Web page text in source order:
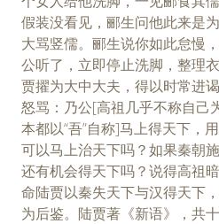
假装没看见，郦生问他此来是
大骂竖儒。郦生说你如此怠慢
公听了，立即停止洗脚，整理
贾擢为大中大夫，得以时常进
怒骂：乃公[高祖几乎不称自己
本都以“吾”自称]马上得天下，
可以马上治天下吗？如果秦朝
还有机会得天下吗？说得高祖
命陆贾以秦失天下与汉得天下
为后鉴。陆贾著《新语》，共